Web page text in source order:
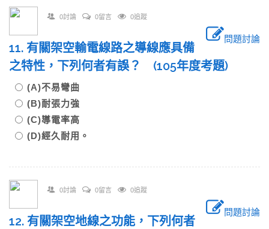
0討論 0留言 0追蹤
問題討論
11. 有關架空輸電線路之導線應具備
之特性，下列何者有誤？ (105年度考題)
(A)不易彎曲
(B)耐張力強
(C)導電率高
(D)經久耐用。
0討論 0留言 0追蹤
問題討論
12. 有關架空地線之功能，下列何者